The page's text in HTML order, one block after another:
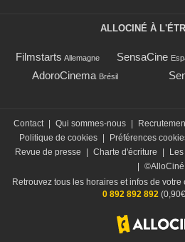
ALLOCINÉ À
Filmstarts Allemagne SensaCine
AdoroCinema Brésil
Contact Qui sommes-nous
Politique de cookies
Préférences
Revue de presse
Charte d'écriture
©AlloCiné
Retrouvez tous les horaires et infos de
0 892 892 892